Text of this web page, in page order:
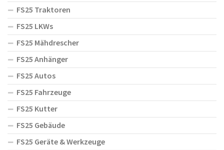
FS25 Traktoren
FS25 LKWs
FS25 Mähdrescher
FS25 Anhänger
FS25 Autos
FS25 Fahrzeuge
FS25 Kutter
FS25 Gebäude
FS25 Geräte & Werkzeuge